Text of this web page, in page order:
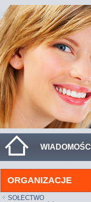
WIADOMOŚCI
ORGANIZACJE
SOŁECTWO